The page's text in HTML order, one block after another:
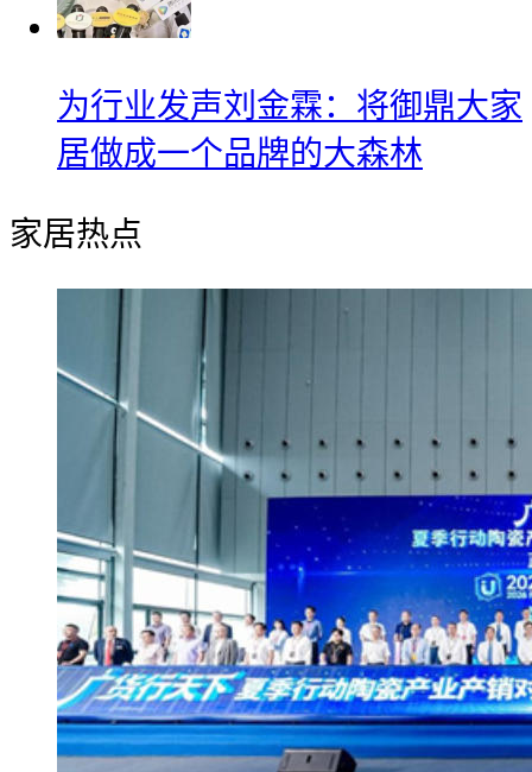
为行业发声刘金霖：将御鼎大家
居做成一个品牌的大森林
家居热点